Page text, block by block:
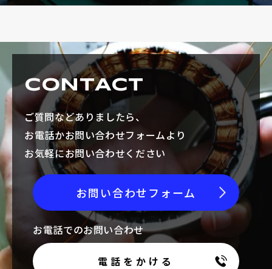
CONTACT
ご質問などありましたら、
お電話かお問い合わせフォームより
お気軽にお問い合わせください
お問い合わせフォーム
お電話でのお問い合わせ
電話をかける